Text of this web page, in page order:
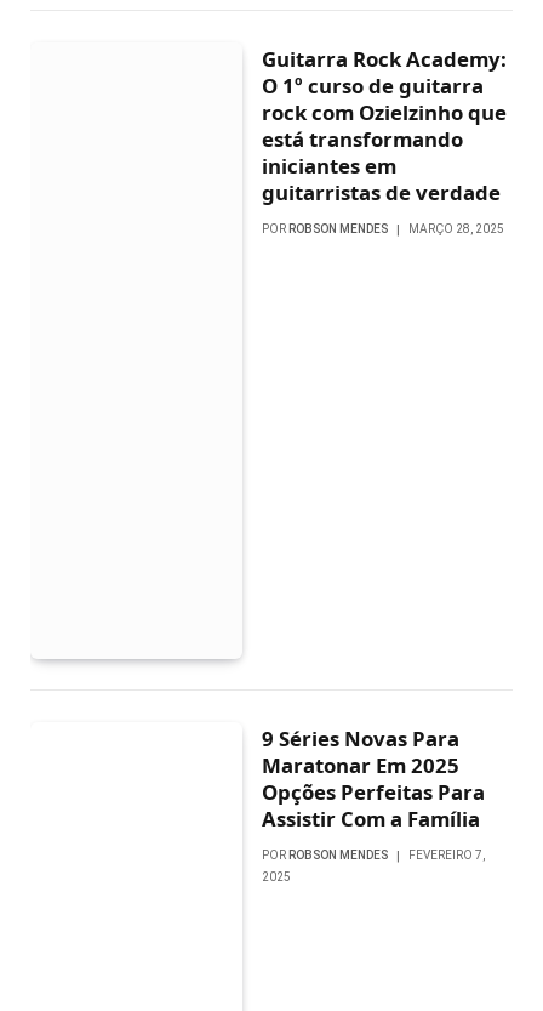
Guitarra Rock Academy:
O 1º curso de guitarra
rock com Ozielzinho que
está transformando
iniciantes em
guitarristas de verdade
POR ROBSON MENDES MARÇO 28, 2025
9 Séries Novas Para
Maratonar Em 2025
Opções Perfeitas Para
Assistir Com a Família
POR ROBSON MENDES
FEVEREIRO 7,
2025